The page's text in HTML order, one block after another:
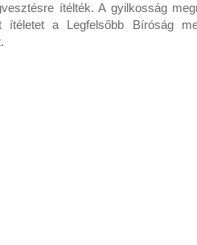
ítélték. A gyilkosság
ítéletet a Legfelsőbb Bíróság